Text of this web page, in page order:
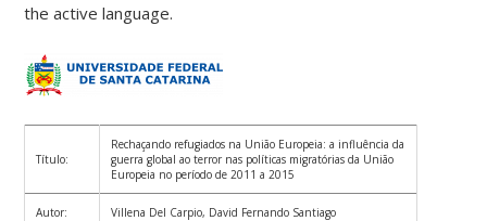
the active language.
Título:
Rechaçando refugiados na União Europeia: a influência da
guerra global ao terror nas políticas migratórias da União
Europeia no período de 2011 a 2015
Autor: Villena Del Carpio, David Fernando Santiago